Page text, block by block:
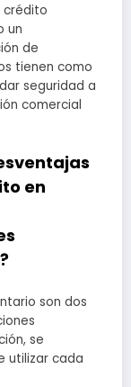
crédito
un
de
tienen como
seguridad a
comercial
en
son dos
se
utilizar cada